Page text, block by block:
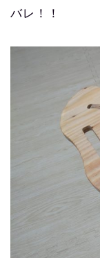
バレ！！